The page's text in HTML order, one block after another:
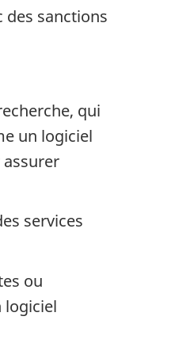
des sanctions
qui
un logiciel
services
ou
logiciel